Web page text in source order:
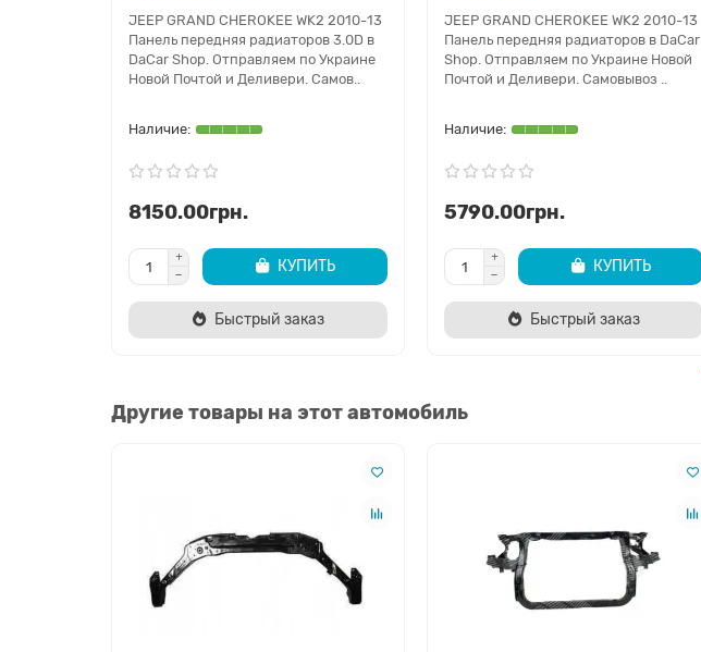
JEEP GRAND CHEROKEE WK2 2010-13
Панель передняя радиаторов 3.0D в
DaCar Shop. Отправляем по Украине
Новой Почтой и Деливери. Самов..
8150.00грн.
КУПИТЬ
Быстрый заказ
JEEP GRAND CHEROKEE WK2 2010-13
Панель передняя радиаторов в DaCar
Shop. Отправляем по Украине Новой
Почтой и Деливери. Самовывоз ..
5790.00грн.
КУПИТЬ
Быстрый заказ
Другие товары на этот автомобиль